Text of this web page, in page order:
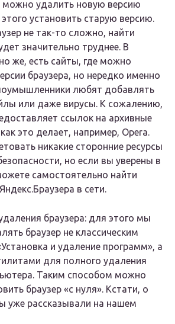
можно удалить новую версию
установить старую версию.
не так-то сложно, найти
значительно труднее. В
же, есть сайты, где можно
браузера, но нередко именно
любят добавлять
или даже вирусы. К сожалению,
ссылок на архивные
это делает, например, Opera.
никакие сторонние ресурсы
но если вы уверены в
самостоятельно найти
в сети.
браузера: для этого мы
браузер не классическим
и удаление программ», а
для полного удаления
Таким способом можно
браузер «с нуля». Кстати, о
уже рассказывали на нашем